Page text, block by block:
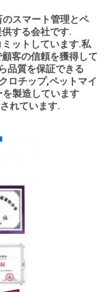
スマート管理とペ
する会社です.
ットしています.私
客の信頼を獲得して
品質を保証できる
ロチップ,ペットマイ
製造しています
れています.